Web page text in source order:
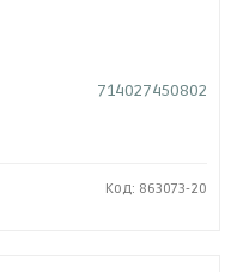
714027450802
Код: 863073-20